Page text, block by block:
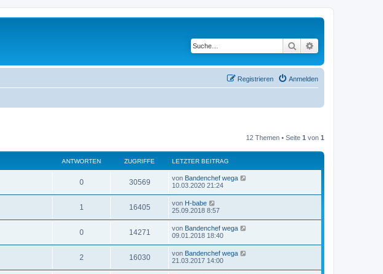
Suche
Anmelden
Registrieren
12 Themen • Seite 1 von 1
ANTWORTEN ZUGRIFFE LETZTER BEITRAG
0 30569 von Bandenchef wega
10.03.2020 21:24
1 16405 von H-babe
25.09.2018 8:57
0 14271 von Bandenchef wega
09.01.2018 18:40
2 16030 von Bandenchef wega
21.03.2017 14:00